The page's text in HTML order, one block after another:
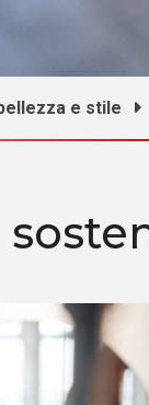
e stile